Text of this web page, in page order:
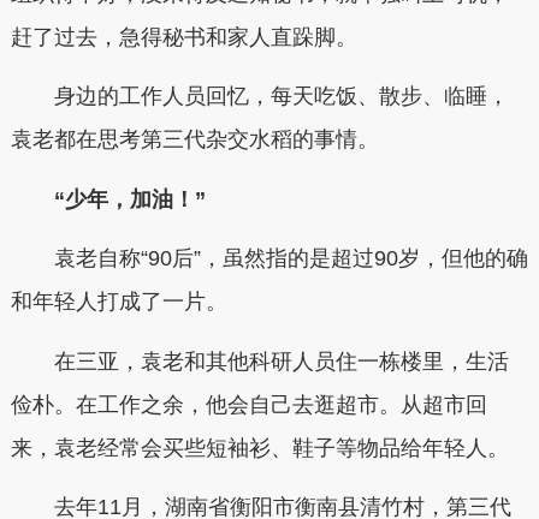
赶了过去，急得秘书和家人直跺脚。
身边的工作人员回忆，每天吃饭、散步、临睡，
袁老都在思考第三代杂交水稻的事情。
“少年，加油！”
袁老自称“90后”，虽然指的是超过90岁，但他的确
和年轻人打成了一片。
在三亚，袁老和其他科研人员住一栋楼里，生活
俭朴。在工作之余，他会自己去逛超市。从超市回
来，袁老经常会买些短袖衫、鞋子等物品给年轻人。
去年11月，湖南省衡阳市衡南县清竹村，第三代